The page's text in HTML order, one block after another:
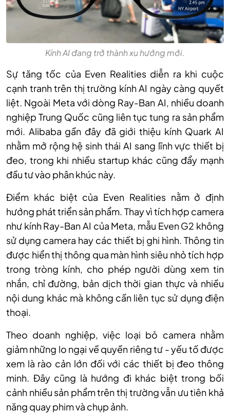
Kính AI đang trở thành xu hướng mới.
Sự tăng tốc của Even Realities diễn ra khi cuộc
cạnh tranh trên thị trường kính AI ngày càng quyết
liệt. Ngoài Meta với dòng Ray-Ban AI, nhiều doanh
nghiệp Trung Quốc cũng liên tục tung ra sản phẩm
mới. Alibaba gần đây đã giới thiệu kính Quark AI
nhằm mở rộng hệ sinh thái AI sang lĩnh vực thiết bị
đeo, trong khi nhiều startup khác cũng đẩy mạnh
đầu tư vào phân khúc này.
Điểm khác biệt của Even Realities nằm ở định
hướng phát triển sản phẩm. Thay vì tích hợp camera
như kính Ray-Ban AI của Meta, mẫu Even G2 không
sử dụng camera hay các thiết bị ghi hình. Thông tin
được hiển thị thông qua màn hình siêu nhỏ tích hợp
trong tròng kính, cho phép người dùng xem tin
nhắn, chỉ đường, bản dịch thời gian thực và nhiều
nội dung khác mà không cần liên tục sử dụng điện
thoại.
Theo doanh nghiệp, việc loại bỏ camera nhằm
giảm những lo ngại về quyền riêng tư - yếu tố được
xem là rào cản lớn đối với các thiết bị đeo thông
minh. Đây cũng là hướng đi khác biệt trong bối
cảnh nhiều sản phẩm trên thị trường vẫn ưu tiên khả
năng quay phim và chụp ảnh.